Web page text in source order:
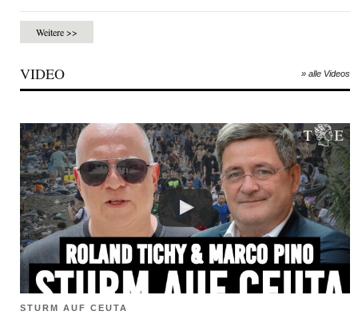
Weitere >>
VIDEO » alle Videos
STURM AUF CEUTA